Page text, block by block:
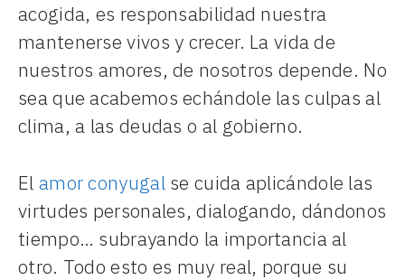
acogida, es responsabilidad nuestra
mantenerse vivos y crecer. La vida de
nuestros amores, de nosotros depende. No
sea que acabemos echándole las culpas al
clima, a las deudas o al gobierno.
El amor conyugalse cuida aplicándole las
virtudes personales, dialogando, dándonos
tiempo… subrayando la importancia al
otro. Todo esto es muy real, porque su